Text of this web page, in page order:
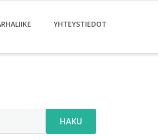
YHTEYSTIEDOT
HAKU